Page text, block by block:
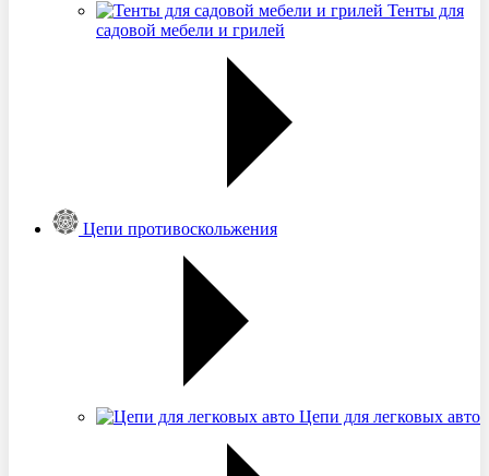
Тенты для
садовой мебели и грилей
Цепи противоскольжения
Цепи для легковых авто